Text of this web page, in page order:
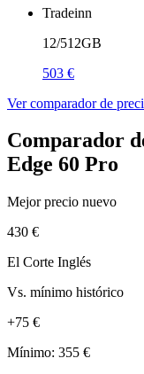
Tradeinn
12/512GB
503 €
Ver comparador de
Comparador
Edge 60 Pro
Mejor precio nuevo
430 €
El Corte Inglés
Vs. mínimo histórico
+75 €
Mínimo: 355 €